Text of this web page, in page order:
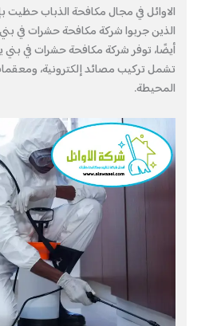
الاوائل في مجال مكافحة الذباب
الذين جربوا شركة مكافحة حشرات في بني
أيضًا، توفر شركة مكافحة حشرات في بني
تشمل تركيب مصائد إلكترونية، ومعقمات
المحيطة.